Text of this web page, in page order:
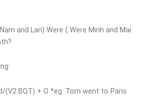
and Lan) Were ( Were Minh and Mai
(V2 BQT) + O *eg: Tom went to Paris